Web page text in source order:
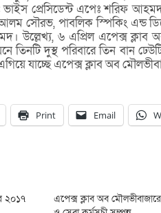
ভাইস প্রেসিডেন্ট এপেঃ শরিফ
সৌরভ, পাবলিক স্পিকিং এন্ড
উল্লেখ্য, ৬ এপ্রিল এপেক্স ক্লাব
তিনটি দুস্থ পরিবারে তিন বান
যাচ্ছে এপেক্স ক্লাব অব
Print Email
২০১৭
এপেক্স ক্লাব অব